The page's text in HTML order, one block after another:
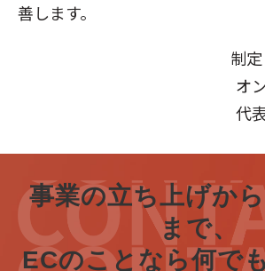
善します。
制
オ
代
事業の立ち上げか
まで、
ECのことなら何で